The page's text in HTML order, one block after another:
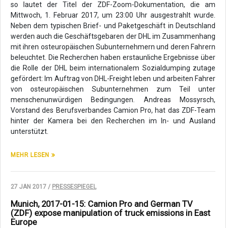
so lautet der Titel der ZDF-Zoom-Dokumentation, die am
Mittwoch, 1. Februar 2017, um 23:00 Uhr ausgestrahlt wurde.
Neben dem typischen Brief- und Paketgeschäft in Deutschland
werden auch die Geschäftsgebaren der DHL im Zusammenhang
mit ihren osteuropäischen Subunternehmern und deren Fahrern
beleuchtet. Die Recherchen haben erstaunliche Ergebnisse über
die Rolle der DHL beim internationalem Sozialdumping zutage
gefördert: Im Auftrag von DHL-Freight leben und arbeiten Fahrer
von osteuropäischen Subunternehmen zum Teil unter
menschenunwürdigen Bedingungen. Andreas Mossyrsch,
Vorstand des Berufsverbandes Camion Pro, hat das ZDF-Team
hinter der Kamera bei den Recherchen im In- und Ausland
unterstützt.
MEHR LESEN
27 JAN 2017 / PRESSESPIEGEL
Munich, 2017-01-15: Camion Pro and German TV
(ZDF) expose manipulation of truck emissions in East
Europe